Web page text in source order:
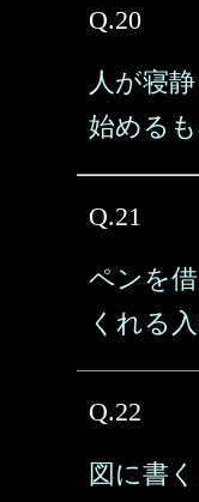
Q.20
人が寝
始める
Q.21
ペンを
くれる
Q.22
図に書